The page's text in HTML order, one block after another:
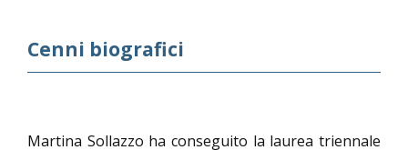
Cenni biografici
Martina Sollazzo ha conseguito la laurea triennale